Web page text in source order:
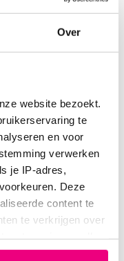
Over
website bezoekt.
te
en voor
verwerken
je IP-adres,
Deze
content te
te verkrijgen over
cookie-icoontje
koelkast gehaald
spekreepjes en
pasta pesto 😋
2022 om 07:28 uur